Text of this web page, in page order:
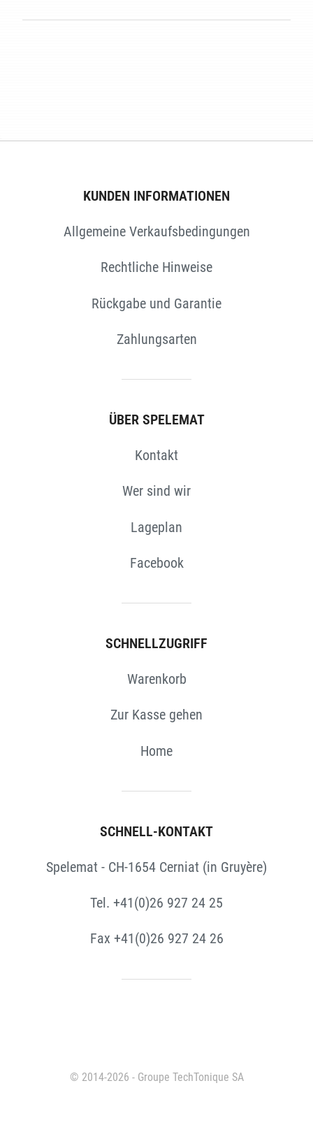
KUNDEN INFORMATIONEN
Allgemeine Verkaufsbedingungen
Rechtliche Hinweise
Rückgabe und Garantie
Zahlungsarten
ÜBER SPELEMAT
Kontakt
Wer sind wir
Lageplan
Facebook
SCHNELLZUGRIFF
Warenkorb
Zur Kasse gehen
Home
SCHNELL-KONTAKT
Spelemat - CH-1654 Cerniat (in Gruyère)
Tel. +41(0)26 927 24 25
Fax +41(0)26 927 24 26
© 2014-2026 - Groupe TechTonique SA